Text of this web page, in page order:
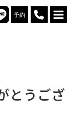
予約
とうござ